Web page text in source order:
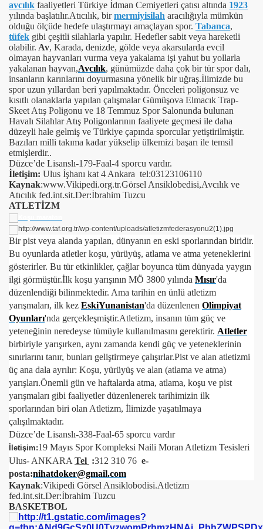
avcılık faaliyetleri Türkiye İdman Cemiyetleri çatısı altında 1923
yılında başlatılır.Atıcılık, birmermiyisilah aracılığıyla mümkün
olduğu ölçüde hedefe ulaştırmayı amaçlayan spor. Tabanca,
tüfek gibi çeşitli silahlarla yapılır. Hedefler sabit veya hareketli
olabilir. Av, Karada, denizde, gölde veya akarsularda evcil
olmayan hayvanları vurma veya yakalama işi yahut bu yollarla
yakalanan hayvan,Avcılık, günümüzde daha çok bir tür spor dalı,
insanların karınlarını doyurmasına yönelik bir uğraş.İlimizde bu
spor uzun yıllardan beri yapılmaktadır. Önceleri poligonsuz ve
kısıtlı olanaklarla yapılan çalışmalar Gümüşova Elmacık Trap-
Skeet Atış Poligonu ve 18 Temmuz Spor Salonunda bulunan
Havalı Silahlar Atış Poligonlarının faaliyete geçmesi ile daha
düzeyli hale gelmiş ve Türkiye çapında sporcular yetiştirilmiştir.
Bazıları milli takıma kadar yükselip ülkemizi başarı ile temsil
etmişlerdir..
Düzce’de Lisanslı-179-Faal-4 sporcu vardır.
İletişim: Ulus İşhanı kat 4 Ankara tel:03123106110
Kaynak:www.Vikipedi.org.tr.Görsel Ansiklobedisi,Avcılık ve
Atıcılık fed.int.sit.Der:İbrahim Tuzcu
ATLETİZM
Bir pist veya alanda yapılan, dünyanın en eski sporlarından biridir.
Bu oyunlarda atletler koşu, yürüyüş, atlama ve atma yeteneklerini
gösterirler. Bu tür etkinlikler, çağlar boyunca tüm dünyada yaygın
ilgi görmüştür.İlk koşu yarışının MÖ 3800 yılında Mısır'da
düzenlendiği bilinmektedir. Ama tarihin en ünlü atletizm
yarışmaları, ilk kez EskiYunanistan'da düzenlenen Olimpiyat
Oyunları'nda gerçekleşmiştir.Atletizm, insanın tüm güç ve
yeteneğinin neredeyse tümüyle kullanılmasını gerektirir. Atletler
birbiriyle yarışırken, aynı zamanda kendi güç ve yeteneklerinin
sınırlarını tanır, bunları geliştirmeye çalışırlar.Pist ve alan atletizmi
üç ana dala ayrılır: Koşu, yürüyüş ve alan (atlama ve atma)
yarışları.Önemli gün ve haftalarda atma, atlama, koşu ve pist
yarışmaları gibi faaliyetler düzenlenerek tarihimizin ilk
sporlarından biri olan Atletizm, İlimizde yaşatılmaya
çalışılmaktadır.
Düzce’de Lisanslı-338-Faal-65 sporcu vardır
İletişim:19 Mayıs Spor Kompleksi Naili Moran Atletizm Tesisleri
Ulus- ANKARA Tel :312 310 76 e-
posta:nihatdoker@gmail.com
Kaynak:Vikipedi Görsel Ansiklobodisi.Atletizm
fed.int.sit.Der:İbrahim Tuzcu
BASKETBOL